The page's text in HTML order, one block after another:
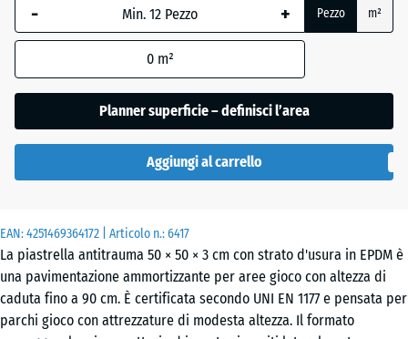
EAN:4251469364172 | Articolo n.:6417
La piastrella antitrauma 50 × 50 × 3 cm con strato d'usura in EPDM è
una pavimentazione ammortizzante per aree gioco con altezza di
caduta fino a 90 cm. È certificata secondo UNI EN 1177 e pensata per
parchi gioco con attrezzature di modesta altezza. Il formato
Granito
grigio
- 2,20 €
Lavanda
Prato
inglese
- + Pezzo m²
0 m²
Planner superficie – definisci l’area
Aggiungi al carrello